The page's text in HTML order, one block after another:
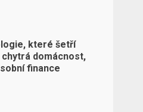
které šetří
chytrá domácnost,
finance